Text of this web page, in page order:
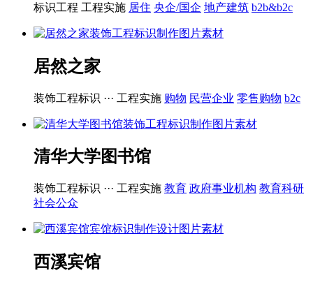
标识工程 工程实施 居住 央企/国企 地产建筑 b2b&b2c
居然之家
装饰工程标识 ··· 工程实施 购物 民营企业 零售购物 b2c
清华大学图书馆
装饰工程标识 ··· 工程实施 教育 政府事业机构 教育科研
社会公众
西溪宾馆